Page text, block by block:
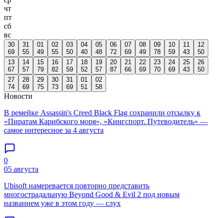
чт
пт
сб
вс
30
69
31
55
01
49
02
55
03
50
04
40
05
48
06
72
07
69
08
49
09
78
10
59
11
43
12
50
13
67
14
57
15
79
16
82
17
59
18
52
19
57
20
87
21
66
22
69
23
70
24
69
25
43
26
50
27
74
28
69
29
75
30
73
31
69
01
51
02
58
Новости
В ремейке Assassin's Creed Black Flag сохранили отсылку к
«Пиратам Карибского моря», «Кингспорт. Путеводитель» —
самое интересное за 4 августа
0
05 августа
Ubisoft намеревается повторно представить
многострадальную Beyond Good & Evil 2 под новым
названием уже в этом году — слух